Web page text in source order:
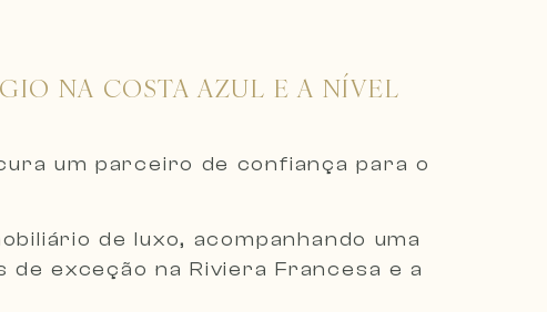
NA COSTA AZUL E A NÍVEL
um parceiro de confiança para o
de luxo, acompanhando uma
exceção na Riviera Francesa e a